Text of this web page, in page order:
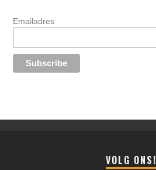
Emailadres
VOLG ONS!